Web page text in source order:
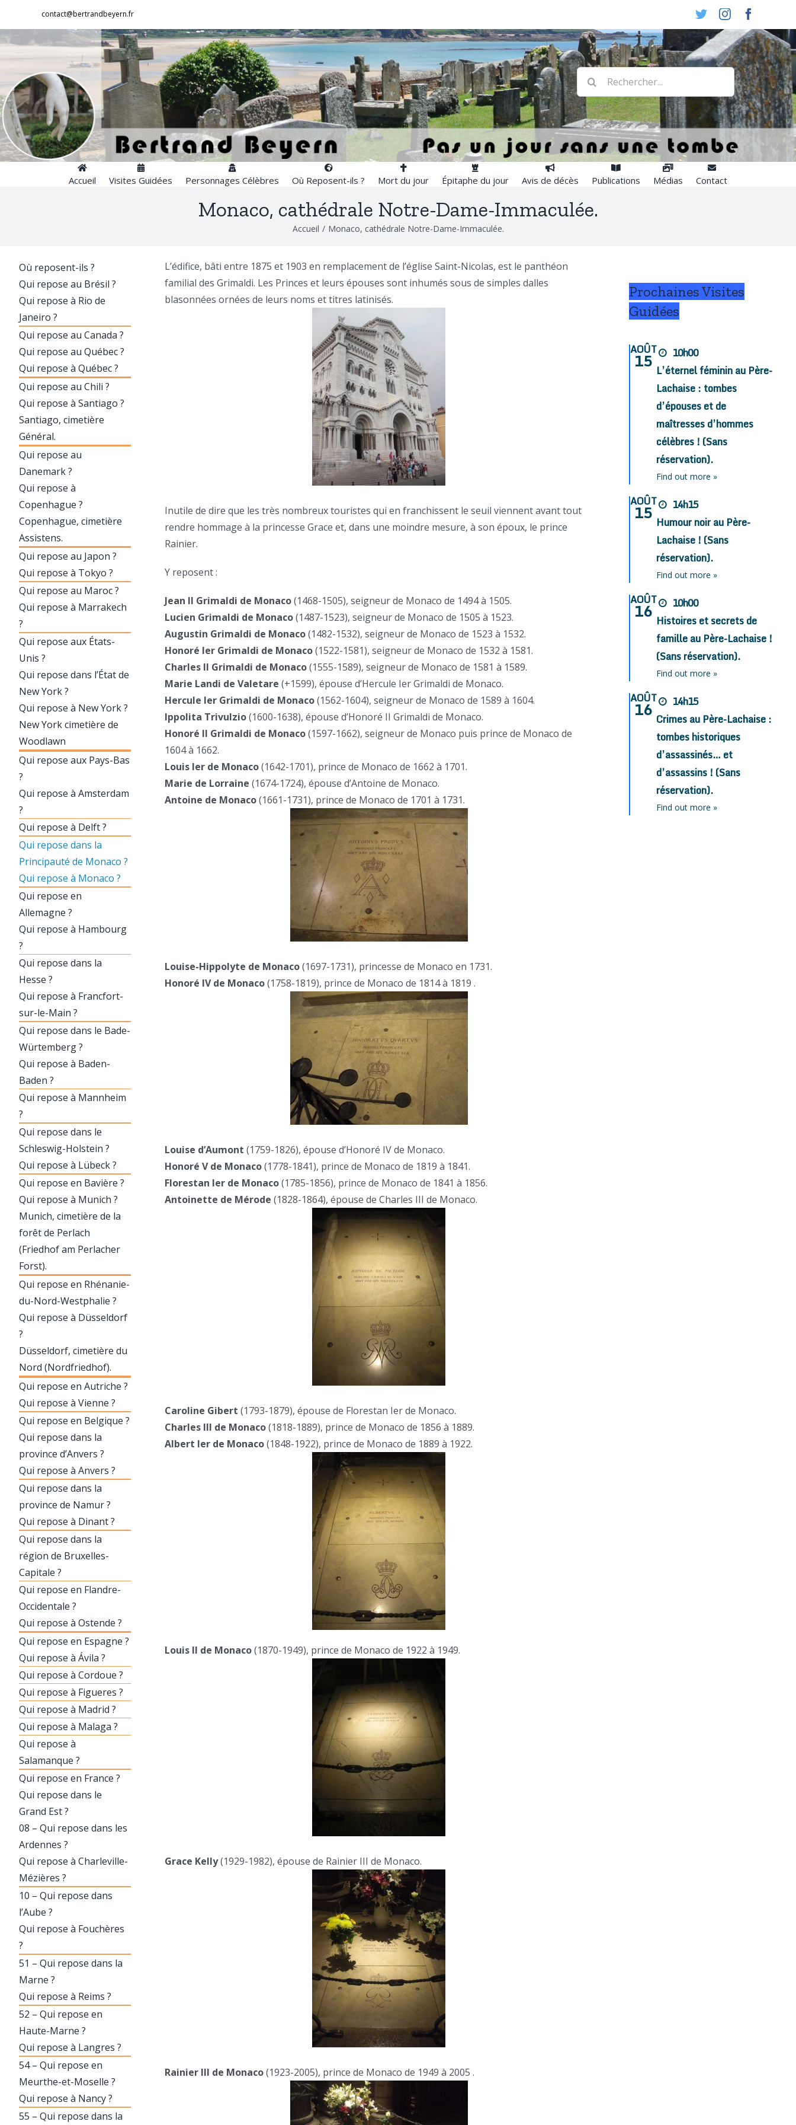
contenu
contact@bertrandbeyern.fr TwitterInstagram
Rechercher:
Accueil Visites Guidées Personnages Célèbres Où Reposent-ils ? Mort du jour Épitaphe du jour Avis de décès Publications Médias Contact
Monaco, cathédrale Notre-Dame-Immaculée.
Accueil / Monaco, cathédrale Notre-Dame-Immaculée.
L’édifice, bâti entre 1875 et 1903 en remplacement de l’église Saint-Nicolas, est le panthéon
familial des Grimaldi. Les Princes et leurs épouses sont inhumés sous de simples dalles
blasonnées ornées de leurs noms et titres latinisés.
Inutile de dire que les très nombreux touristes qui en franchissent le seuil viennent avant tout
rendre hommage à la princesse Grace et, dans une moindre mesure, à son époux, le prince
Rainier.
Y reposent :
Jean II Grimaldi de Monaco(1468-1505), seigneur de Monaco de 1494 à 1505.
Lucien Grimaldi de Monaco(1487-1523), seigneur de Monaco de 1505 à 1523.
Augustin Grimaldi de Monaco(1482-1532), seigneur de Monaco de 1523 à 1532.
Honoré Ier Grimaldi de Monaco(1522-1581), seigneur de Monaco de 1532 à 1581.
Charles II Grimaldi de Monaco(1555-1589), seigneur de Monaco de 1581 à 1589.
Marie Landi de Valetare (+1599), épouse d’Hercule Ier Grimaldi de Monaco.
Hercule Ier Grimaldi de Monaco(1562-1604), seigneur de Monaco de 1589 à 1604.
Ippolita Trivulzio(1600-1638), épouse d’Honoré II Grimaldi de Monaco.
Honoré II Grimaldi de Monaco(1597-1662), seigneur de Monaco puis prince de Monaco de
1604 à 1662.
Louis Ier de Monaco(1642-1701), prince de Monaco de 1662 à 1701.
Marie de Lorraine (1674-1724), épouse d’Antoine de Monaco.
Antoine de Monaco(1661-1731), prince de Monaco de 1701 à 1731.
Louise-Hippolyte de Monaco(1697-1731), princesse de Monaco en 1731.
Honoré IV de Monaco(1758-1819), prince de Monaco de 1814 à 1819 .
Louise d’Aumont (1759-1826), épouse d’Honoré IV de Monaco.
Honoré V de Monaco(1778-1841), prince de Monaco de 1819 à 1841.
Florestan Ier de Monaco(1785-1856), prince de Monaco de 1841 à 1856.
Antoinette de Mérode (1828-1864), épouse de Charles III de Monaco.
Caroline Gibert (1793-1879), épouse de Florestan Ier de Monaco.
Charles III de Monaco(1818-1889), prince de Monaco de 1856 à 1889.
Albert Ier de Monaco(1848-1922), prince de Monaco de 1889 à 1922.
Louis II de Monaco(1870-1949), prince de Monaco de 1922 à 1949.
Grace Kelly(1929-1982), épouse de Rainier III de Monaco.
Rainier III de Monaco(1923-2005), prince de Monaco de 1949 à 2005 .
Où reposent-ils ?
Qui repose au Brésil ?
Qui repose à Rio de
Janeiro ?
Qui repose au Canada ?
Qui repose au Québec ?
Qui repose à Québec ?
Qui repose au Chili ?
Qui repose à Santiago ?
Santiago, cimetière
Général.
Qui repose au
Danemark ?
Qui repose à
Copenhague ?
Copenhague, cimetière
Assistens.
Qui repose au Japon ?
Qui repose à Tokyo ?
Qui repose au Maroc ?
Qui repose à Marrakech
?
Qui repose aux États-
Unis ?
Qui repose dans l’État de
New York ?
Qui repose à New York ?
New York cimetière de
Woodlawn
Qui repose aux Pays-Bas
?
Qui repose à Amsterdam
?
Qui repose à Delft ?
Qui repose dans la
Principauté de Monaco ?
Qui repose à Monaco ?
Qui repose en
Allemagne ?
Qui repose à Hambourg
?
Qui repose dans la
Hesse ?
Qui repose à Francfort-
sur-le-Main ?
Qui repose dans le Bade-
Würtemberg ?
Qui repose à Baden-
Baden ?
Qui repose à Mannheim
?
Qui repose dans le
Schleswig-Holstein ?
Qui repose à Lübeck ?
Qui repose en Bavière ?
Qui repose à Munich ?
Munich, cimetière de la
forêt de Perlach
(Friedhof am Perlacher
Forst).
Qui repose en Rhénanie-
du-Nord-Westphalie ?
Qui repose à Düsseldorf
?
Düsseldorf, cimetière du
Nord (Nordfriedhof).
Qui repose en Autriche ?
Qui repose à Vienne ?
Qui repose en Belgique ?
Qui repose dans la
province d’Anvers ?
Qui repose à Anvers ?
Qui repose dans la
province de Namur ?
Qui repose à Dinant ?
Qui repose dans la
région de Bruxelles-
Capitale ?
Qui repose en Flandre-
Occidentale ?
Qui repose à Ostende ?
Qui repose en Espagne ?
Qui repose à Ávila ?
Qui repose à Cordoue ?
Qui repose à Figueres ?
Qui repose à Madrid ?
Qui repose à Malaga ?
Qui repose à
Salamanque ?
Qui repose en France ?
Qui repose dans le
Grand Est ?
08 – Qui repose dans les
Ardennes ?
Qui repose à Charleville-
Mézières ?
10 – Qui repose dans
l’Aube ?
Qui repose à Fouchères
?
51 – Qui repose dans la
Marne ?
Qui repose à Reims ?
52 – Qui repose en
Haute-Marne ?
Qui repose à Langres ?
54 – Qui repose en
Meurthe-et-Moselle ?
Qui repose à Nancy ?
55 – Qui repose dans la
Prochaines Visites
Guidées
AOÛT
15
10h00
L’éternel féminin au Père-
Lachaise : tombes
d’épouses et de
maîtresses d’hommes
célèbres ! (Sans
réservation).
Find out more »
AOÛT
15
14h15
Humour noir au Père-
Lachaise ! (Sans
réservation).
Find out more »
AOÛT
16
10h00
Histoires et secrets de
famille au Père-Lachaise !
(Sans réservation).
Find out more »
AOÛT
16
14h15
Crimes au Père-Lachaise :
tombes historiques
d’assassinés… et
d’assassins ! (Sans
réservation).
Find out more »